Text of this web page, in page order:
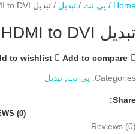
Home پی نت تبدیل تبدیل HDMI to DVI
تبدیل HDMI to DVI
Add to compare
to wishlist
Categories: پی نت, تبدیل
Share:
(0)
Reviews (0)